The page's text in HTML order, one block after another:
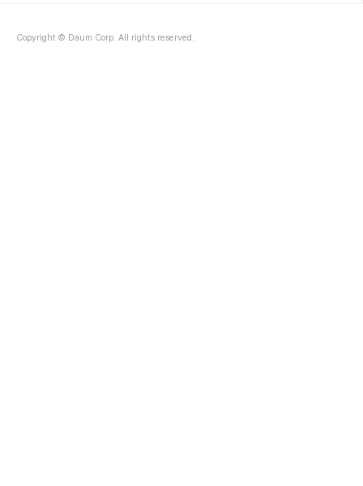
Copyright © Daum Corp. All rights reserved.